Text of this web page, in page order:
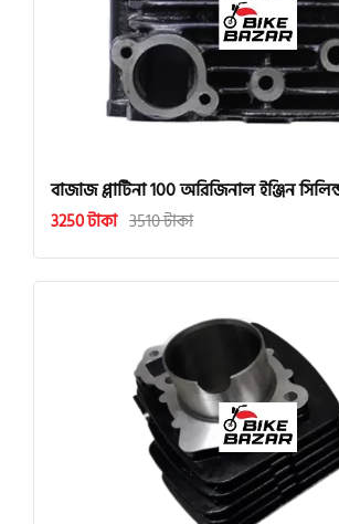
বাজাজ প্লাটিনা 100 অরিজিনাল ইঞ্জিন
3250 টাকা 3510 টাকা